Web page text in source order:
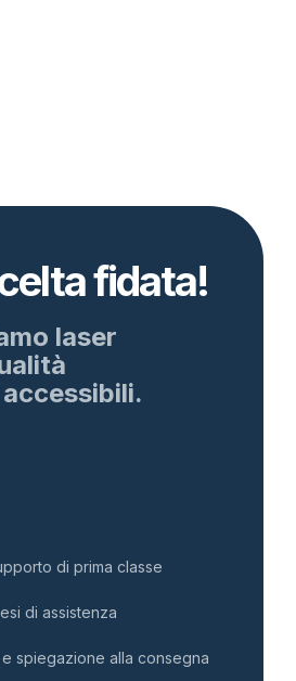
fidata!
laser
di prima classe
di assistenza
e spiegazione alla consegna